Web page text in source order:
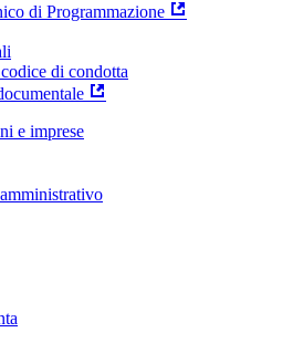
di Programmazione
di condotta
e imprese